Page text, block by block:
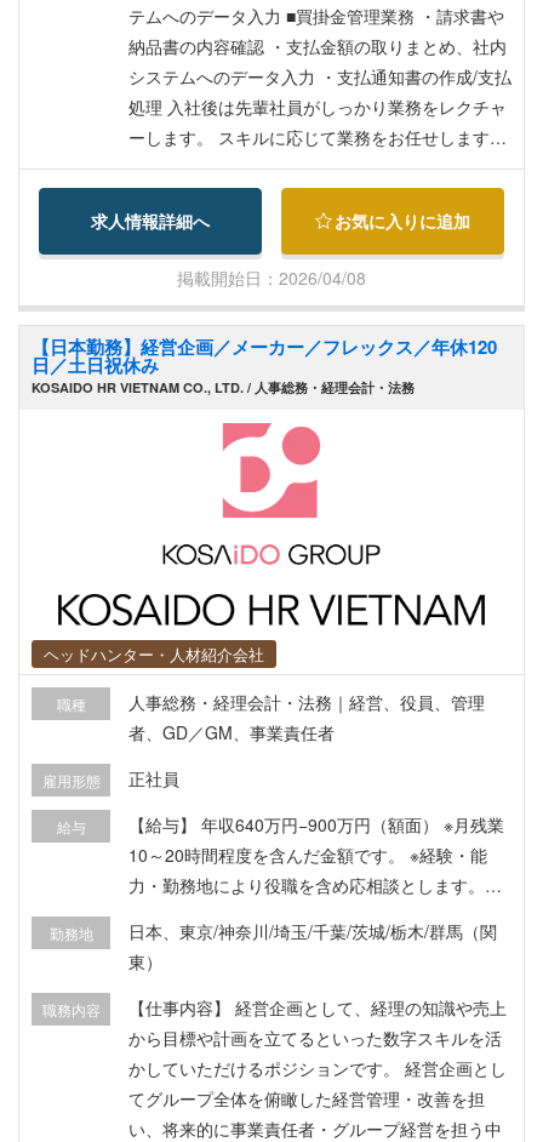
保険 ■家賃補助(会社規定あり)
テムへのデータ入力 ■買掛金管理業務 ・請求書や
納品書の内容確認 ・支払金額の取りまとめ、社内
システムへのデータ入力 ・支払通知書の作成/支払
処理 入社後は先輩社員がしっかり業務をレクチャ
ーします。 スキルに応じて業務をお任せしますの
で、未経験の方でも安心して勤務いただける環境
です。 ■教育体制： ご入社後、数か月程度は OJT
メインにて業務習得いただきます。 ■組織構成：
現在同部署は 10 名が所属しております。
求人情報詳細へ お気に入りに追加
掲載開始日：2026/04/08
【日本勤務】経営企画／メーカー／フレックス／年休120
日／土日祝休み
KOSAIDO HR VIETNAM CO., LTD. / 人事総務・経理会計・法務
ヘッドハンター・人材紹介会社
職種
人事総務・経理会計・法務｜経営、役員、管理
者、GD／GM、事業責任者
雇用形態 正社員
給与
【給与】 年収640万円−900万円（額面） ※月残業
10～20時間程度を含んだ金額です。 ※経験・能
力・勤務地により役職を含め応相談とします。
与：年2回（7月、12月） ■昇給：年1回（4月）そ
の他手当は給与込 ■加入保険：健康保険、厚生年
金保険、雇用保険、労災保険、退職金制度 ■海外
保険 ■家賃補助(会社規定あり)
勤務地
日本、東京/神奈川/埼玉/千葉/茨城/栃木/群馬（関
東）
職務内容
【仕事内容】 経営企画として、経理の知識や売上
から目標や計画を立てるといった数字スキルを活
かしていただけるポジションです。 経営企画とし
てグループ全体を俯瞰した経営管理・改善を担
い、将来的に事業責任者・グループ経営を担う中